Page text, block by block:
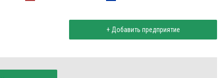
+ Добавить предприятие